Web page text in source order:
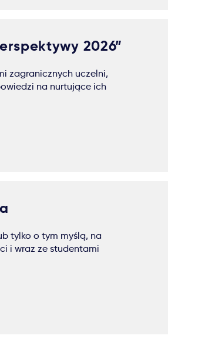
2026”
zagranicznych uczelni,
na nurtujące ich
tylko o tym myślą, na
i wraz ze studentami